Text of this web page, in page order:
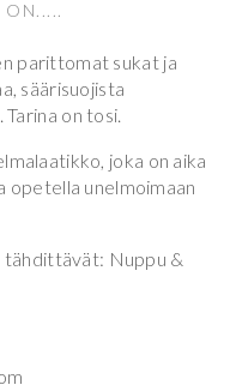
parittomat sukat ja
säärisuojista
on tosi.
joka on aika
opetella unelmoimaan
tähdittävät: Nuppu &